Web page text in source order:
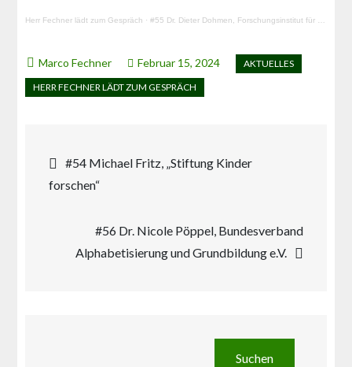
Herr Fechner lädt zum Gespräch ·#55 Dr. Dieter Dohmen, Forschungsinstitut für Bildungs- und Sozialökonomie (FIBS)
Februar 15, 2024
Beitragsnavigation
#54 Michael Fritz, „Stiftung Kinder
forschen“
#56 Dr. Nicole Pöppel, Bundesverband
Alphabetisierung und Grundbildung e.V.
Suchen